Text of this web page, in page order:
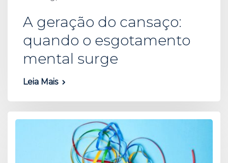
A geração do cansaço:
quando o esgotamento
mental surge
Leia Mais